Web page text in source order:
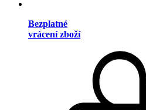
Bezplatné
vrácení zboží